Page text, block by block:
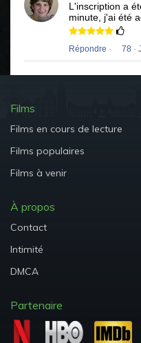
L'inscription a
minute, j'ai été
Répondre · 78 ·
Films
Films en cours de lecture
Films populaires
Films à venir
À propos
Contact
Intimité
DMCA
Partenaire